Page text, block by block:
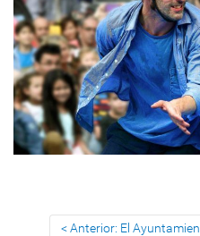
Anterior: El